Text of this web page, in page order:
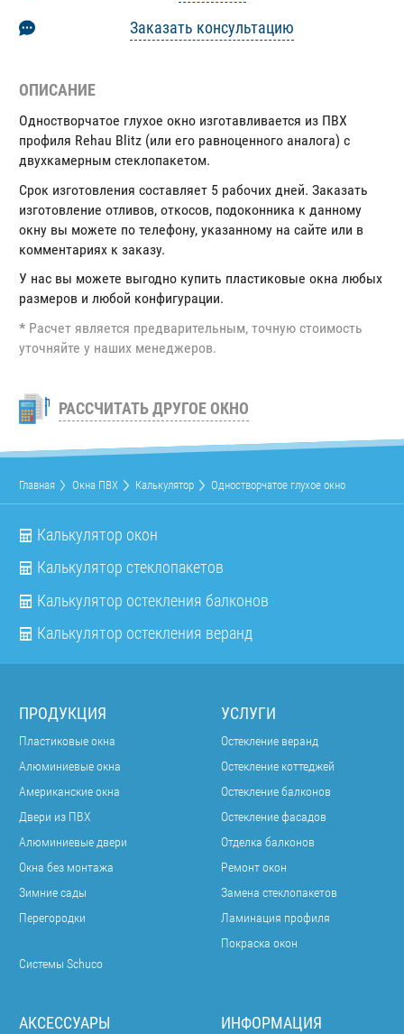
Заказать консультацию
ОПИСАНИЕ
Одностворчатое глухое окно изготавливается из ПВХ
профиля Rehau Blitz (или его равноценного аналога) с
двухкамерным стеклопакетом.
Срок изготовления составляет 5 рабочих дней. Заказать
изготовление отливов, откосов, подоконника к данному
окну вы можете по телефону, указанному на сайте или в
комментариях к заказу.
У нас вы можете выгодно купить пластиковые окна любых
размеров и любой конфигурации.
* Расчет является предварительным, точную стоимость
уточняйте у наших менеджеров.
РАССЧИТАТЬ ДРУГОЕ ОКНО
Главная Окна ПВХ Калькулятор Одностворчатое глухое окно
Калькулятор окон
Калькулятор стеклопакетов
Калькулятор остекления балконов
Калькулятор остекления веранд
ПРОДУКЦИЯ
Пластиковые окна
Алюминиевые окна
Американские окна
Двери из ПВХ
Алюминиевые двери
Окна без монтажа
Зимние сады
Перегородки
Системы Schuco
УСЛУГИ
Остекление веранд
Остекление коттеджей
Остекление балконов
Остекление фасадов
Отделка балконов
Ремонт окон
Замена стеклопакетов
Ламинация профиля
Покраска окон
АКСЕССУАРЫ ИНФОРМАЦИЯ